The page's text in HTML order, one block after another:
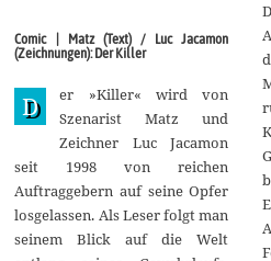
Comic | Matz (Text) / Luc Jacamon
(Zeichnungen): Der Killer
D
er »Killer« wird von
Szenarist Matz und
Zeichner Luc Jacamon
seit 1998 von reichen
Auftraggebern auf seine Opfer
losgelassen. Als Leser folgt man
seinem Blick auf die Welt